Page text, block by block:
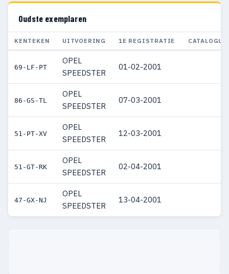
Oudste exemplaren
KENTEKEN UITVOERING 1E REGISTRATIE
69-LF-PT
OPEL
SPEEDSTER
01-02-2001
86-GS-TL
OPEL
SPEEDSTER
07-03-2001
51-PT-XV
OPEL
SPEEDSTER
12-03-2001
51-GT-RK
OPEL
SPEEDSTER
02-04-2001
47-GX-NJ
OPEL
SPEEDSTER
13-04-2001